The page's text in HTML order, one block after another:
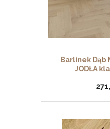
Barlinek Dąb
JODŁA